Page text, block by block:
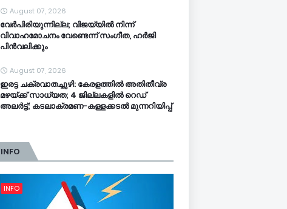
August 07, 2026
വേർപിരിയുന്നില്ല; വിജയ്‍യിൽ നിന്ന്
വിവാഹമോചനം വേണ്ടെന്ന് സംഗീത, ഹർജി
പിൻവലിക്കും
August 07, 2026
ഇരട്ട ചക്രവാതച്ചുഴി: കേരളത്തിൽ അതിതീവ്ര
മഴയ്ക്ക് സാധ്യത; 4 ജില്ലകളിൽ റെഡ്
അലർട്ട്; കടലാക്രമണ-കള്ളക്കടൽ മുന്നറിയിപ്പ്
INFO
INFO